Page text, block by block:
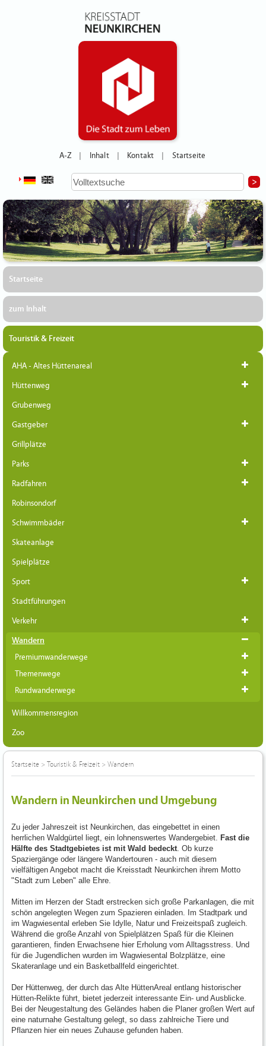
A-Z Inhalt Kontakt Startseite
Startseite
zum Inhalt
Touristik & Freizeit
AHA - Altes Hüttenareal
Hüttenweg
Grubenweg
Gastgeber
Grillplätze
Parks
Radfahren
Robinsondorf
Schwimmbäder
Skateanlage
Spielplätze
Sport
Stadtführungen
Verkehr
Wandern
Premiumwanderwege
Themenwege
Rundwanderwege
Willkommensregion
Zoo
Startseite > Touristik & Freizeit > Wandern
Wandern in Neunkirchen und Umgebung
Zu jeder Jahreszeit ist Neunkirchen, das eingebettet in einen
herrlichen Waldgürtel liegt, ein lohnenswertes Wandergebiet. Fast die
Hälfte des Stadtgebietes ist mit Wald bedeckt . Ob kurze
Spaziergänge oder längere Wandertouren - auch mit diesem
vielfältigen Angebot macht die Kreisstadt Neunkirchen ihrem Motto
"Stadt zum Leben" alle Ehre.
Mitten im Herzen der Stadt erstrecken sich große Parkanlagen, die mit
schön angelegten Wegen zum Spazieren einladen. Im Stadtpark und
im Wagwiesental erleben Sie Idylle, Natur und Freizeitspaß zugleich.
Während die große Anzahl von Spielplätzen Spaß für die Kleinen
garantieren, finden Erwachsene hier Erholung vom Alltagsstress. Und
für die Jugendlichen wurden im Wagwiesental Bolzplätze, eine
Skateranlage und ein Basketballfeld eingerichtet.
Der Hüttenweg, der durch das Alte HüttenAreal entlang historischer
Hütten-Relikte führt, bietet jederzeit interessante Ein- und Ausblicke.
Bei der Neugestaltung des Geländes haben die Planer großen Wert auf
eine naturnahe Gestaltung gelegt, so dass zahlreiche Tiere und
Pflanzen hier ein neues Zuhause gefunden haben.